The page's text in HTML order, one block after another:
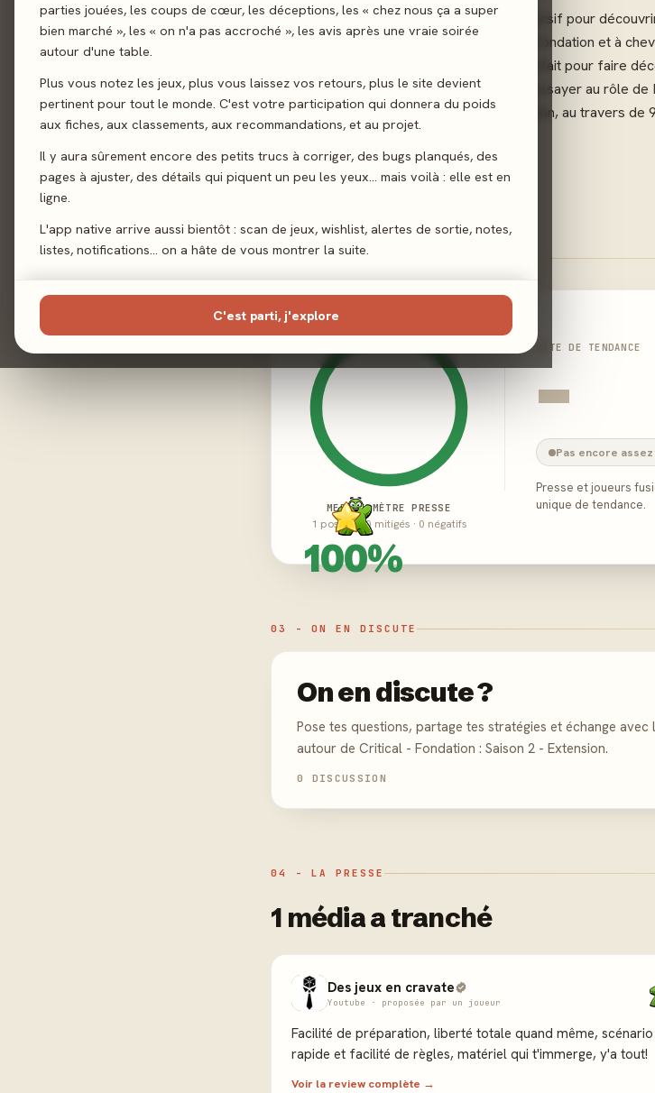
parties jouées, les coups de cœur, les déceptions, les « chez nous ça a super
bien marché », les « on n'a pas accroché », les avis après une vraie soirée
autour d'une table.
Plus vous notez les jeux, plus vous laissez vos retours, plus le site devient
pertinent pour tout le monde. C'est votre participation qui donnera du poids
aux fiches, aux classements, aux recommandations, et au projet.
Il y aura sûrement encore des petits trucs à corriger, des bugs planqués, des
pages à ajuster, des détails qui piquent un peu les yeux… mais voilà : elle est en
ligne.
L'app native arrive aussi bientôt : scan de jeux, wishlist, alertes de sortie, notes,
listes, notifications… on a hâte de vous montrer la suite.
C'est parti, j'explore
Le verdict
03On en discute
04La presse
Les joueurs
Acheter
07Similaires
Deuxième saison du jeu coopératif et immersif pour
étant accompagné, le jeu de rôle ! Critical Fondation et à
entre le jeu de société et le jeu de rôle, parfait pour faire
ce type de jeu à vos joueurs et pour vous essayer au rôle de
du jeu. Plongez dans la Saison 2 de Fondation, au travers de 9
épisodes à couper le souffle.
Jeu de rôles
02 - LE VERDICT
100%
MEEPLE-MÈTRE PRESSE
1 positifs · 0 mitigés · 0 négatifs
NOTE DE TENDANCE
-
Pas encore
Presse et joueurs
unique de tendance.
03 - ON EN DISCUTE
On en discute ?
Pose tes questions, partage tes stratégies et échange avec
autour de Critical - Fondation : Saison 2 - Extension.
0 DISCUSSION
04 - LA PRESSE
1 média a tranché
Des jeux en cravate
Youtube · proposée par un joueur
Facilité de préparation, liberté totale quand même, scénario
rapide et facilité de règles, matériel qui t'immerge, y'a tout!
Voir la review complète →